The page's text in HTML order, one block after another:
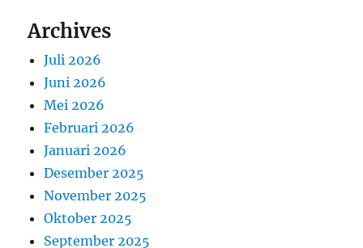
Archives
Juli 2026
Juni 2026
Mei 2026
Februari 2026
Januari 2026
Desember 2025
November 2025
Oktober 2025
September 2025